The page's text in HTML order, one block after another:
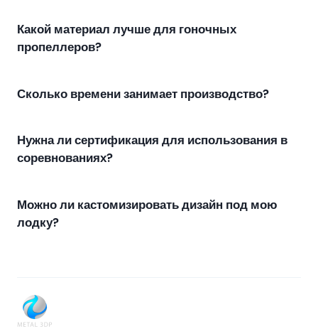
Какой материал лучше для гоночных
пропеллеров?
Сколько времени занимает производство?
Нужна ли сертификация для использования в
соревнованиях?
Можно ли кастомизировать дизайн под мою
лодку?